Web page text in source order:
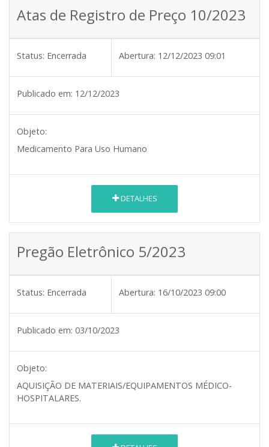
Atas de Registro de Preço 10/2023
Status: Encerrada Abertura: 12/12/2023 09:01
Publicado em: 12/12/2023
Objeto:
Medicamento Para Uso Humano
DETALHES
Pregão Eletrônico 5/2023
Status: Encerrada Abertura: 16/10/2023 09:00
Publicado em: 03/10/2023
Objeto:
AQUISIÇÃO DE MATERIAIS/EQUIPAMENTOS MÉDICO-
HOSPITALARES.